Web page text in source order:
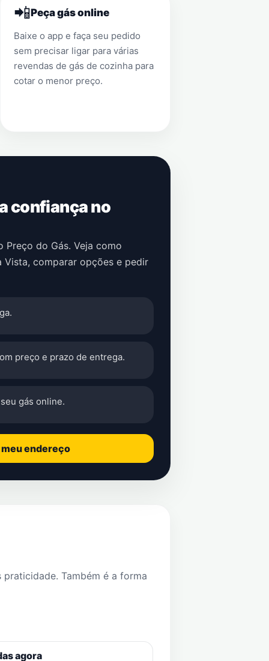
📲Peça gás online
Baixe o app e faça seu pedido
sem precisar ligar para várias
revendas de gás de cozinha para
cotar o menor preço.
confiança no
do Gás. Veja como
Vista, comparar opções e pedir
preço e prazo de entrega.
gás online.
endereço
Também é a forma
agora